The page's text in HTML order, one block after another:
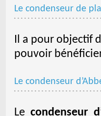
Le condenseur de
Il a pour objectif
pouvoir
Le condenseur
Le condenseur